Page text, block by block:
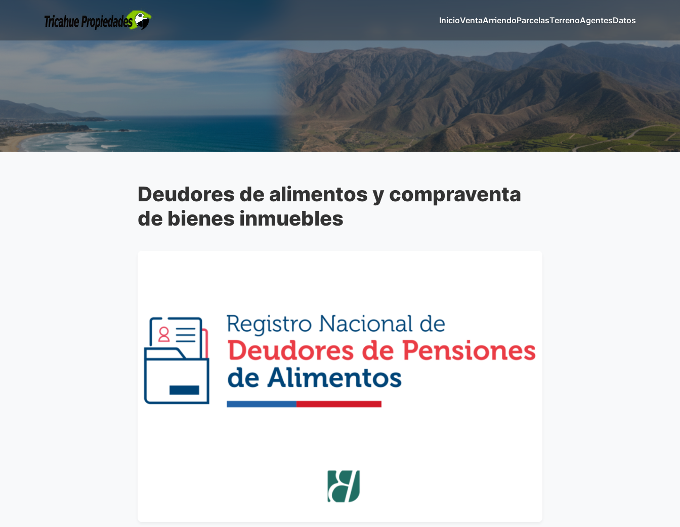
InicioVentaArriendoParcelasTerrenoAgentesDatos
Deudores de alimentos y compraventa
de bienes inmuebles